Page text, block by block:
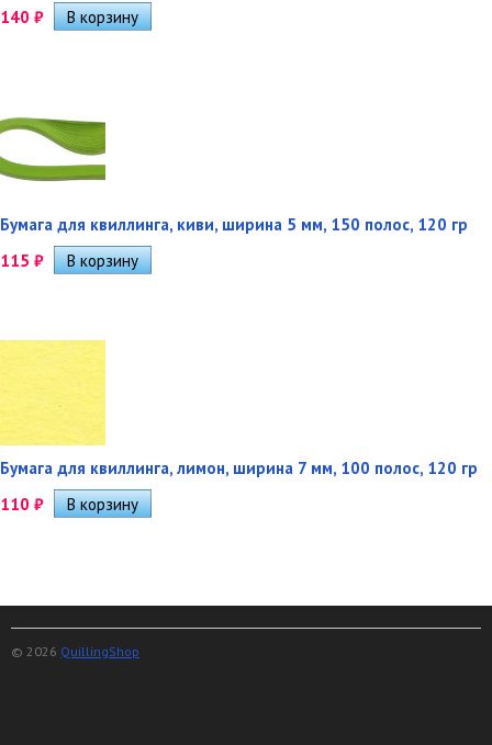
140 ₽
Бумага для квиллинга, киви, ширина 5 мм, 150 полос, 120 гр
115 ₽
Бумага для квиллинга, лимон, ширина 7 мм, 100 полос, 120 гр
110 ₽
© 2026 QuillingShop